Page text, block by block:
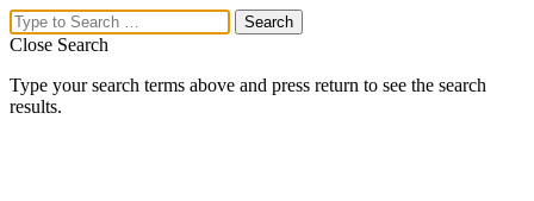
Close Search
Type your search terms above and press return to see the search
results.